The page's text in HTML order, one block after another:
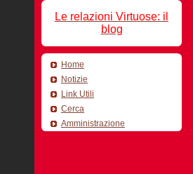
Le relazioni Virtuose: il
blog
Home
Notizie
Link Utili
Cerca
Amministrazione